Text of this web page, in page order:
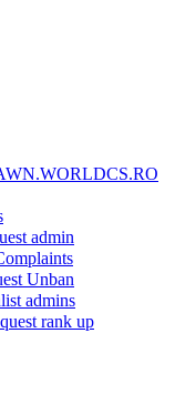
admin
Unban
admins
rank up